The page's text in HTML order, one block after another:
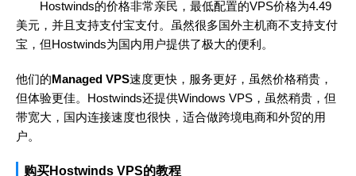
Hostwinds的价格非常亲民，最低配置的VPS价格为4.49
美元，并且支持支付宝支付。虽然很多国外主机商不支持支付
宝，但Hostwinds为国内用户提供了极大的便利。
他们的Managed VPS速度更快，服务更好，虽然价格稍贵，
但体验更佳。Hostwinds还提供Windows VPS，虽然稍贵，但
带宽大，国内连接速度也很快，适合做跨境电商和外贸的用
户。
购买Hostwinds VPS的教程